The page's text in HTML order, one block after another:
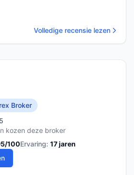
Volledige recensie lezen
Broker
kozen deze broker
/100Ervaring: 17jaren